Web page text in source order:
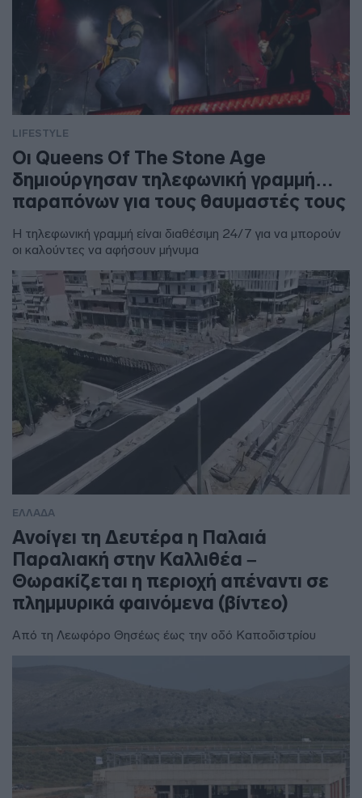
LIFESTYLE
Οι Queens Of The Stone Age
δημιούργησαν τηλεφωνική γραμμή…
παραπόνων για τους θαυμαστές τους
Η τηλεφωνική γραμμή είναι διαθέσιμη 24/7 για να μπορούν
οι καλούντες να αφήσουν μήνυμα
ΕΛΛΑΔΑ
Ανοίγει τη Δευτέρα η Παλαιά
Παραλιακή στην Καλλιθέα –
Θωρακίζεται η περιοχή απέναντι σε
πλημμυρικά φαινόμενα (βίντεο)
Από τη Λεωφόρο Θησέως έως την οδό Καποδιστρίου